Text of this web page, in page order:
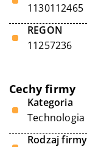
1130112465
REGON
11257236
Cechy firmy
Kategoria
Rodzaj firmy